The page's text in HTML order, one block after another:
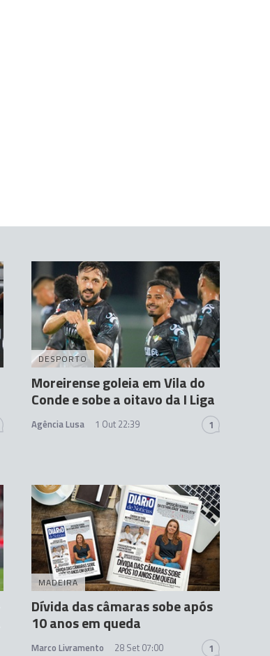
DESPORTO
Moreirense goleia em Vila do
Conde e sobe a oitavo da I Liga
Agência Lusa 1 Out 22:39 1
MADEIRA
Dívida das câmaras sobe após
10 anos em queda
Marco Livramento 28 Set 07:00 1